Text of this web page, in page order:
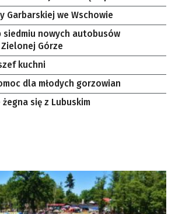
Garbarskiej we Wschowie
siedmiu nowych autobusów
Górze
kuchni
dla młodych gorzowian
się z Lubuskim